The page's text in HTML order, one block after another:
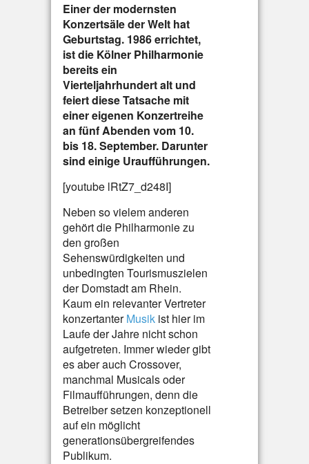
Einer der modernsten
Konzertsäle der Welt hat
Geburtstag. 1986 errichtet,
ist die Kölner Philharmonie
bereits ein
Vierteljahrhundert alt und
feiert diese Tatsache mit
einer eigenen Konzertreihe
an fünf Abenden vom 10.
bis 18. September. Darunter
sind einige Uraufführungen.
[youtube lRtZ7_d248I]
Neben so vielem anderen
gehört die Philharmonie zu
den großen
Sehenswürdigkeiten und
unbedingten Tourismuszielen
der Domstadt am Rhein.
Kaum ein relevanter Vertreter
konzertanterMusik ist hier im
Laufe der Jahre nicht schon
aufgetreten. Immer wieder gibt
es aber auch Crossover,
manchmal Musicals oder
Filmaufführungen, denn die
Betreiber setzen konzeptionell
auf ein möglicht
generationsübergreifendes
Publikum.